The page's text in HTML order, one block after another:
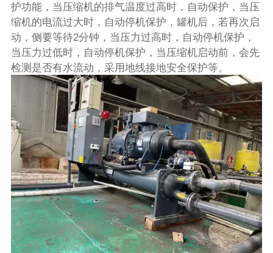
护功能，当压缩机的排气温度过高时，自动保护，当压
缩机的电流过大时，自动停机保护，罐机后，若再次启
动，侧要等待2分钟，当压力过高时，自动停机保护，
当压力过低时，自动停机保护，当压缩机启动前，会先
检测是否有水流动，采用地线接地安全保护等。